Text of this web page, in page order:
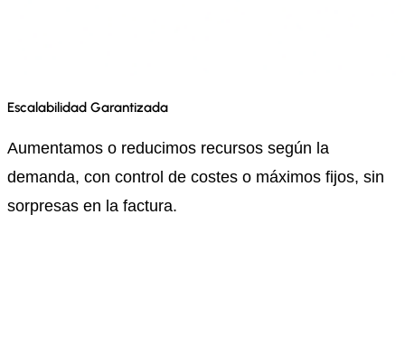
Escalabilidad Garantizada
Aumentamos o reducimos recursos según la
demanda, con control de costes o máximos fijos, sin
sorpresas en la factura.